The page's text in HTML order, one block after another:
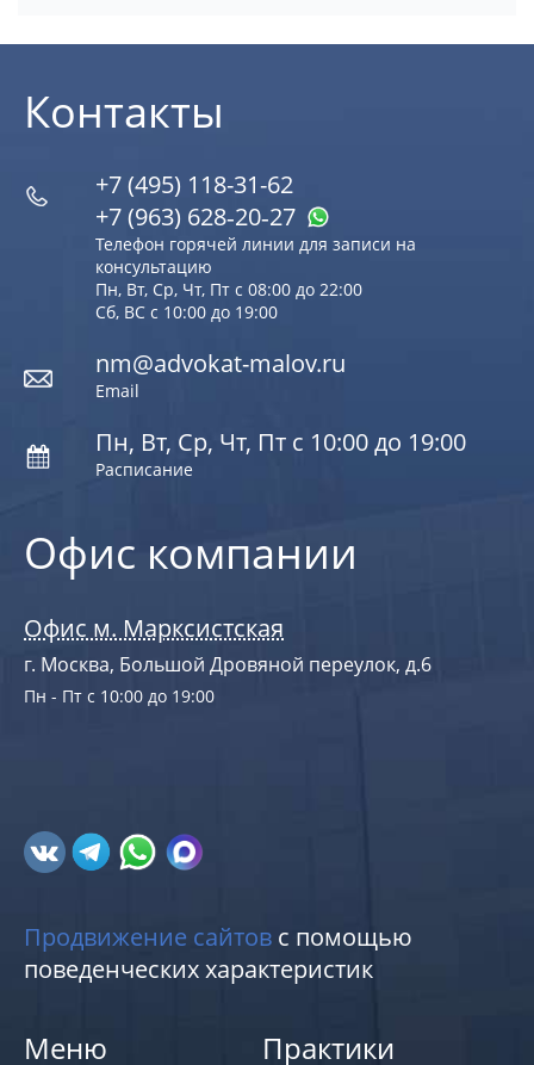
Офис компании
Офис м. Марксистская
г. Москва, Большой Дровяной переулок, д.6
Пн - Пт с 10:00 до 19:00
Контакты
+7 (495) 118-31-62
+7 (963) 628‑20‑27
Телефон горячей линии для записи на
консультацию
Пн, Вт, Ср, Чт, Пт с 08:00 до 22:00
Сб, ВС с 10:00 до 19:00
nm@advokat-malov.ru
Email
Пн, Вт, Ср, Чт, Пт с 10:00 до 19:00
Расписание
Продвижение сайтов с помощью
поведенческих характеристик
Меню Практики